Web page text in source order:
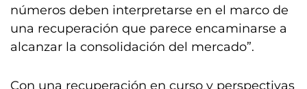
números deben interpretarse en el marco de
una recuperación que parece encaminarse a
alcanzar la consolidación del mercado”.
Con una recuperación en curso y perspectivas